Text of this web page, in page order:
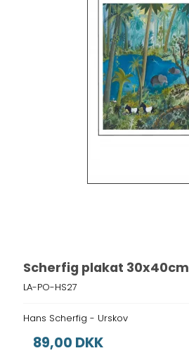
Scherfig plakat 30x40cm
LA-PO-HS27
Hans Scherfig - Urskov
89,00 DKK